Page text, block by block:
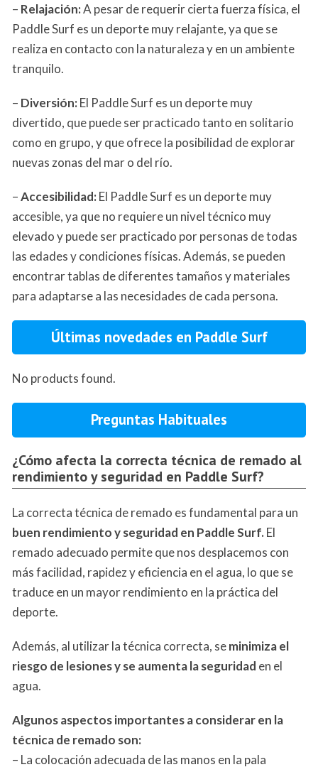
– Relajación:A pesar de requerir cierta fuerza física, el
Paddle Surf es un deporte muy relajante, ya que se
realiza en contacto con la naturaleza y en un ambiente
tranquilo.
– Diversión:El Paddle Surf es un deporte muy
divertido, que puede ser practicado tanto en solitario
como en grupo, y que ofrece la posibilidad de explorar
nuevas zonas del mar o del río.
–Accesibilidad:El Paddle Surf es un deporte muy
accesible, ya que no requiere un nivel técnico muy
elevado y puede ser practicado por personas de todas
las edades y condiciones físicas. Además, se pueden
encontrar tablas de diferentes tamaños y materiales
para adaptarse a las necesidades de cada persona.
Últimas novedades en Paddle Surf
No products found.
Preguntas Habituales
¿Cómo afecta la correcta técnica de remado al
rendimiento y seguridad en Paddle Surf?
La correcta técnica de remado es fundamental para un
buen rendimiento y seguridad en Paddle Surf.El
remado adecuado permite que nos desplacemos con
más facilidad, rapidez y eficiencia en el agua, lo que se
traduce en un mayor rendimiento en la práctica del
deporte.
Además, al utilizar la técnica correcta, seminimiza el
riesgo de lesiones y se aumenta la seguridad en el
agua.
Algunos aspectos importantes a considerar en la
técnica de remado son:
– La colocación adecuada de las manos en la pala